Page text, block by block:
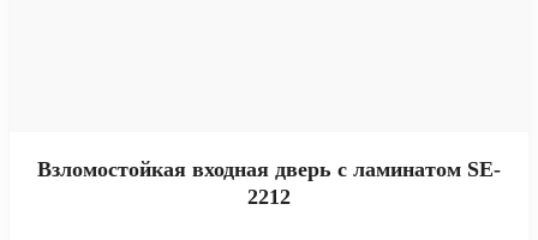
Взломостойкая входная дверь с ламинатом SE-
2212